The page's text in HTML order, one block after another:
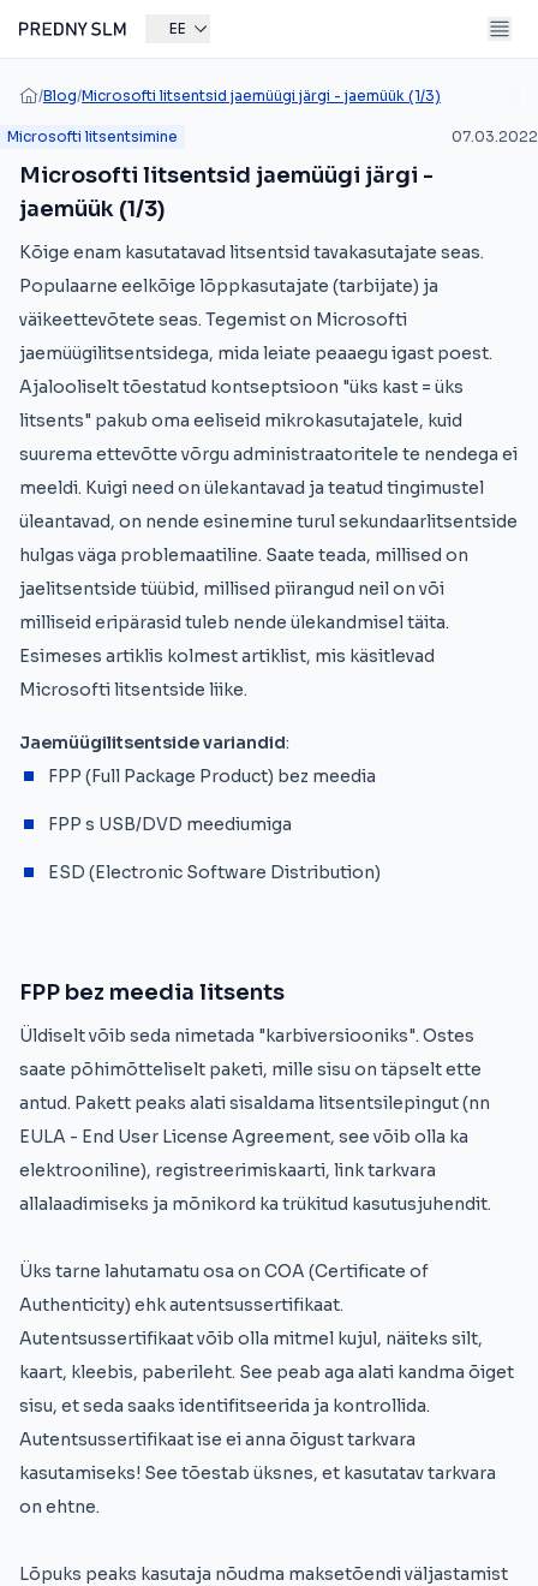
EE
/Blog/Microsofti litsentsid jaemüügi järgi - jaemüük (1/3)
Microsofti litsentsimine 07.03.2022
Microsofti litsentsid jaemüügi järgi -
jaemüük (1/3)
Kõige enam kasutatavad litsentsid tavakasutajate seas.
Populaarne eelkõige lõppkasutajate (tarbijate) ja
väikeettevõtete seas. Tegemist on Microsofti
jaemüügilitsentsidega, mida leiate peaaegu igast poest.
Ajalooliselt tõestatud kontseptsioon "üks kast = üks
litsents" pakub oma eeliseid mikrokasutajatele, kuid
suurema ettevõtte võrgu administraatoritele te nendega ei
meeldi. Kuigi need on ülekantavad ja teatud tingimustel
üleantavad, on nende esinemine turul sekundaarlitsentside
hulgas väga problemaatiline. Saate teada, millised on
jaelitsentside tüübid, millised piirangud neil on või
milliseid eripärasid tuleb nende ülekandmisel täita.
Esimeses artiklis kolmest artiklist, mis käsitlevad
Microsofti litsentside liike.
Jaemüügilitsentside variandid:
FPP (Full Package Product) bez meedia
FPP s USB/DVD meediumiga
ESD (Electronic Software Distribution)
FPP bez meedia litsents
Üldiselt võib seda nimetada "karbiversiooniks". Ostes
saate põhimõtteliselt paketi, mille sisu on täpselt ette
antud. Pakett peaks alati sisaldama litsentsilepingut (nn
EULA - End User License Agreement, see võib olla ka
elektrooniline), registreerimiskaarti, link tarkvara
allalaadimiseks ja mõnikord ka trükitud kasutusjuhendit.
Üks tarne lahutamatu osa on COA (Certificate of
Authenticity) ehk autentsussertifikaat.
Autentsussertifikaat võib olla mitmel kujul, näiteks silt,
kaart, kleebis, paberileht. See peab aga alati kandma õiget
sisu, et seda saaks identifitseerida ja kontrollida.
Autentsussertifikaat ise ei anna õigust tarkvara
kasutamiseks! See tõestab üksnes, et kasutatav tarkvara
on ehtne.
Lõpuks peaks kasutaja nõudma maksetõendi väljastamist